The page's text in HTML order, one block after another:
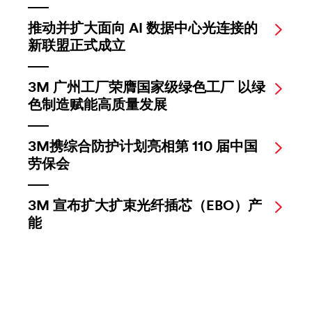
推动并扩大面向 AI 数据中心光连接的
新联盟正式成立
3M 广州工厂荣膺国家级绿色工厂 以绿
色制造赋能高质量发展
3M携综合防护计划亮相第 110 届中国
劳保会
3M 宣布扩大扩束光纤插芯（EBO）产
能